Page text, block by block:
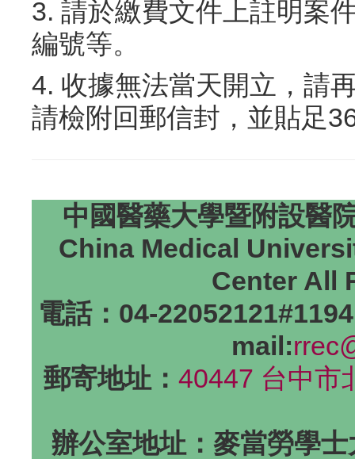
3. 請於繳費文件上註明案
編號等。
4. 收據無法當天開立，請
請檢附回郵信封，並貼足
中國醫藥大學暨附設醫
China Medical
Center All
電話：04-
mail:
郵寄地址：40447 台中市
辦公室地址：麥當勞學